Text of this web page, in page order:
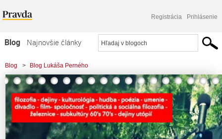
Registrácia Prihlásenie
Blog
Najnovšie články
Najčítanejšie články
Najkomentovanejšie články
Zoznam blogov
Komerčné blogy
Blog > Blog Lukáša Perného
> Rozhovory so spisovateľmi V. – Jaroslav Rezník starší: Štúr videl za roh,
predvídali sme princíp